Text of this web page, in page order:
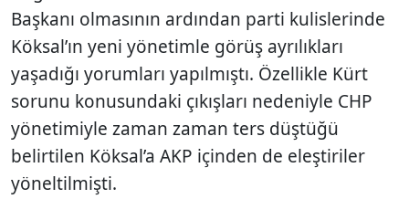
Başkanı olmasının ardından parti kulislerinde
Köksal’ın yeni yönetimle görüş ayrılıkları
yaşadığı yorumları yapılmıştı. Özellikle Kürt
sorunu konusundaki çıkışları nedeniyle CHP
yönetimiyle zaman zaman ters düştüğü
belirtilen Köksal’a AKP içinden de eleştiriler
yöneltilmişti.